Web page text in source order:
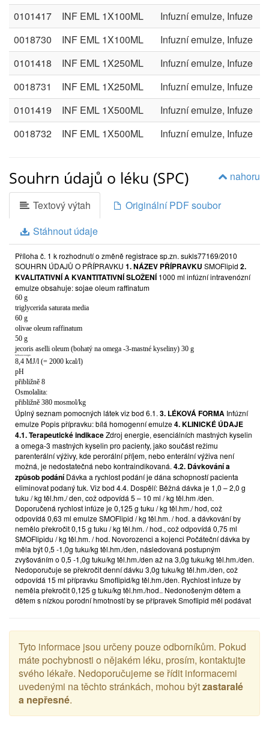
0101417
INF EML 1X100ML
Infuzní emulze, Infuze
0018730
INF EML 1X100ML
Infuzní emulze, Infuze
0101418
INF EML 1X250ML
Infuzní emulze, Infuze
0018731
INF EML 1X250ML
Infuzní emulze, Infuze
0101419
INF EML 1X500ML
Infuzní emulze, Infuze
0018732
INF EML 1X500ML Infuzní emulze, Infuze
nahoru
Souhrn údajů o léku (SPC)
Textový výtah
Originální PDF soubor
Stáhnout údaje
Příloha č. 1 k rozhodnutí o změně registrace sp.zn. sukls77169/2010
SOUHRN ÚDAJŮ O PŘÍPRAVKU 1. NÁZEV PŘÍPRAVKU SMOFlipid 2.
KVALITATIVNÍ A KVANTITATIVNÍ SLOŽENÍ1000 ml infúzní intravenózní
emulze obsahuje: sojae oleum raffinatum
60 g
triglycerida saturata media
60 g
olivae oleum raffinatum
50 g
jecoris aselli oleum (bohatý na omega -3-mastné kyseliny) 30 g
Celková energie:
8,4 MJ/l (= 2000 kcal/l)
pH
přibližně 8
Osmolalita:
přibližně 380 mosmol/kg
Úplný seznam pomocných látek viz bod 6.1. 3. LÉKOVÁ FORMA Infúzní
emulze Popis přípravku: bílá homogenní emulze4. KLINICKÉ ÚDAJE
4.1. Terapeutické indikaceZdroj energie, esenciálních mastných kyselin
a omega-3 mastných kyselin pro pacienty, jako součást režimu
parenterální výživy, kde perorální příjem, nebo enterální výživa není
možná, je nedostatečná nebo kontraindikovaná. 4.2. Dávkování a
způsob podáníDávka a rychlost podání je dána schopností pacienta
eliminovat podaný tuk. Viz bod 4.4. Dospělí: Běžná dávka je 1,0 – 2,0 g
tuku / kg těl.hm./ den, což odpovídá 5 – 10 ml / kg těl.hm /den.
Doporučená rychlost infúze je 0,125 g tuku / kg těl.hm./ hod, což
odpovídá 0,63 ml emulze SMOFlipid / kg těl.hm. / hod. a dávkování by
nemělo překročit 0,15 g tuku / kg těl.hm. / hod., což odpovídá 0,75 ml
SMOFlipidu / kg těl.hm. / hod. Novorozenci a kojenci Počáteční dávka by
měla být 0,5 -1,0g tuku/kg těl.hm./den, následovaná postupným
zvyšováním o 0,5 -1,0g tuku/kg těl.hm./den až na 3,0g tuku/kg těl.hm./den.
Nedoporučuje se překročit denní dávku 3,0g tuku/kg těl.hm./den, což
odpovídá 15 ml přípravku Smoflipid/kg těl.hm./den. Rychlost infuze by
neměla překročit 0,125 g tuku/kg těl.hm./hod.. Nedonošeným dětem a
dětem s nízkou porodní hmotností by se přípravek Smoflipid měl podávat
Smoflipid/kg těl.hm./den. Denní dávka by měla být během prvního týdne
podávání postupně zvyšována. Rychlost infuze by neměla překročit 0,15
g tuku/kg těl.hm./hod.. Způsob podání Intravenózní infúze do periferní
nebo centrální žíly.4.3. Kontraindikace- Přecitlivělost na rybí, vaječné
,sójové bílkoviny nebo bílkoviny obsažené v burských oříšcích nebo
na jakoukoli léčivou nebo pomocnou látku.
- Těžká forma hyperlipidémie. - Těžká jaterní nedostatečnost. - Závažné
poruchy krevní srážlivosti.
- Pokročilé selhávání ledvin bez možnosti dialýzy nebo
Tyto informace jsou určeny pouze odborníkům. Pokud
máte pochybnosti o nějakém léku, prosím, kontaktujte
svého lékaře. Nedoporučujeme se řídit informacemi
uvedenými na těchto stránkách, mohou býtzastaralé
a nepřesné.